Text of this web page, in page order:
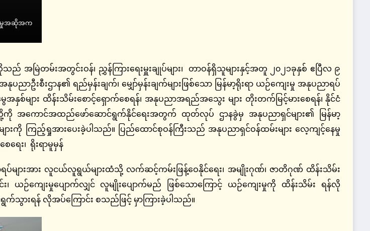
းမှုအဆိုအက
မြဲတမ်းအတွင်းဝန်၊ ညွှန်ကြားရေးမှူးချုပ်များ၊ တာဝန်ရှိသူများနှင့်အတူ ၂၀၂၁ခုနှစ် ဧပြီလ ၉
ဦးစီးဌာန၏ ရည်မှန်းချက်၊ မျှော်မှန်းချက်များဖြစ်သော မြန်မာ့ရိုးရာ ယဉ်ကျေးမှု အနုပညာရပ်
နှစ်များ ထိန်းသိမ်းစောင့်ရှောက်စေရန်၊ အနုပညာအရည်အသွေး များ တိုးတက်မြင့်မားစေရန်၊ နိုင်ငံ
န်တို့ကို အကောင်အထည်ဖော်ဆောင်ရွက်နိုင်ရေးအတွက် ထုတ်လုပ် ဌာနခွဲမှ အနုပညာရှင်များ၏ မြန်မာ့
းကို ကြည့်ရှုအားပေးခဲ့ပါသည်။ ပြည်ထောင်စုဝန်ကြီးသည် အနုပညာရှင်ဝန်ထမ်းများ လေ့ကျင့်နေမှု
ေး၊ ရိုးရာမူမှန်
ရပ်များအား လူငယ်လူရွယ်များထံသို့ လက်ဆင့်ကမ်းဖြန့်ဝေနိုင်ရေး၊ အမျိုးဂုဏ်၊ ဇာတိဂုဏ် ထိန်းသိမ်း
ဉ်ကျေးမှုပျောက်လျှင် လူမျိုးပျောက်မည် ဖြစ်သောကြောင့် ယဉ်ကျေးမှုကို ထိန်းသိမ်း ရန်လို
က်သွားရန် လိုအပ်ကြောင်း စသည်ဖြင့် မှာကြားခဲ့ပါသည်။